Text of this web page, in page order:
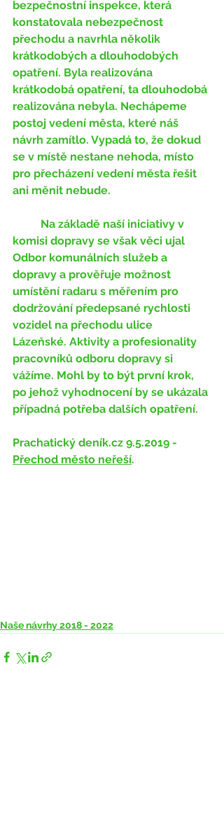
bezpečnostní inspekce, která
konstatovala nebezpečnost
přechodu a navrhla několik
krátkodobých a dlouhodobých
opatření. Byla realizována
krátkodobá opatření, ta dlouhodobá
realizována nebyla. Nechápeme
postoj vedení města, které náš
návrh zamítlo. Vypadá to, že dokud
se v místě nestane nehoda, místo
pro přecházení vedení města řešit
ani měnit nebude.
komisi dopravy se však věci ujal
Odbor komunálních služeb a
dopravy a prověřuje možnost
umístění radaru s měřením pro
dodržování předepsané rychlosti
vozidel na přechodu ulice
Lázeňské. Aktivity a profesionality
pracovníků odboru dopravy si
vážíme. Mohl by to být první krok,
po jehož vyhodnocení by se ukázala
případná potřeba dalších opatření.
Prachatický deník.cz 9.5.2019 -
Přechod město neřeší.
Naše návrhy 2018 - 2022